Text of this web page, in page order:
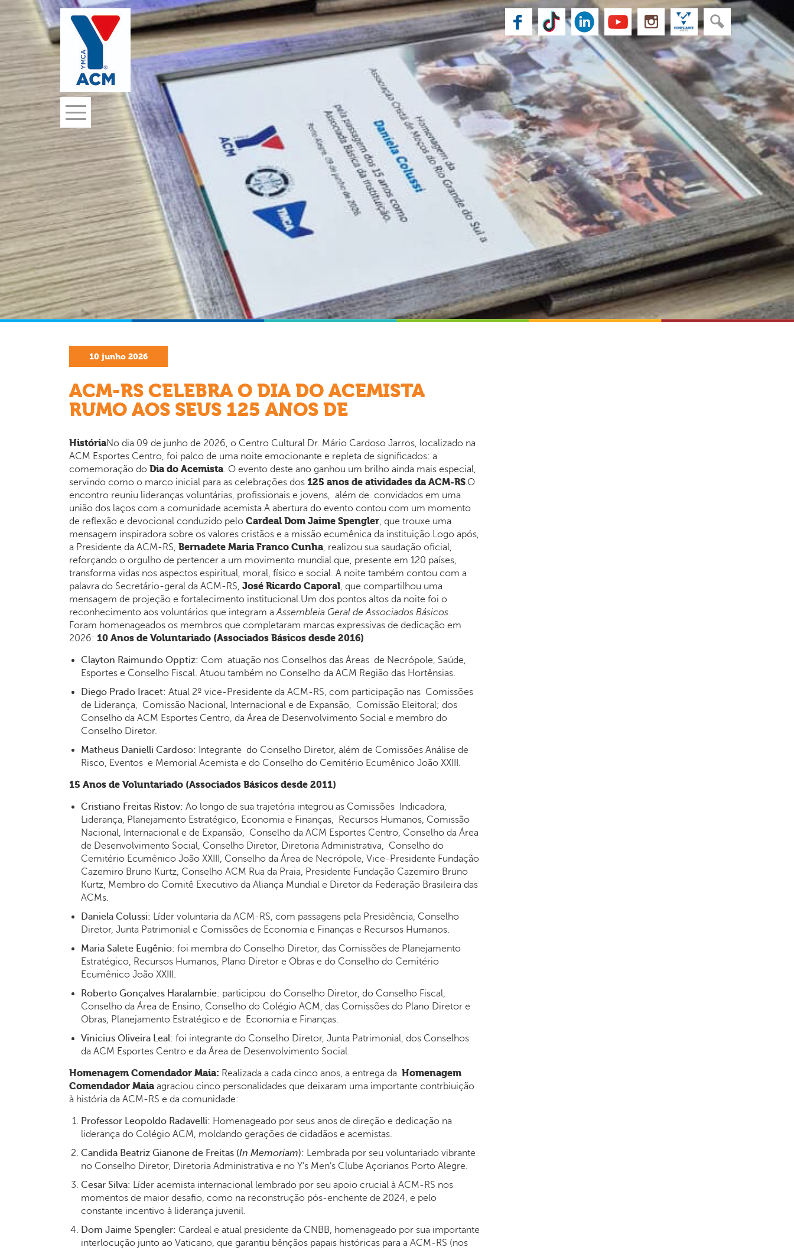
10 junho 2026
ACM-RS CELEBRA O DIA DO ACEMISTA
RUMO AOS SEUS 125 ANOS DE
HistóriaNo dia 09 de junho de 2026, o Centro Cultural Dr. Mário Cardoso Jarros, localizado na
ACM Esportes Centro, foi palco de uma noite emocionante e repleta de significados: a
comemoração do Dia do Acemista. O evento deste ano ganhou um brilho ainda mais especial,
servindo como o marco inicial para as celebrações dos 125 anos de atividades da ACM-RS.O
encontro reuniu lideranças voluntárias, profissionais e jovens, além de convidados em uma
união dos laços com a comunidade acemista.A abertura do evento contou com um momento
de reflexão e devocional conduzido pelo Cardeal Dom Jaime Spengler, que trouxe uma
mensagem inspiradora sobre os valores cristãos e a missão ecumênica da instituição.Logo após,
a Presidente da ACM-RS, Bernadete Maria Franco Cunha, realizou sua saudação oficial,
reforçando o orgulho de pertencer a um movimento mundial que, presente em 120 países,
transforma vidas nos aspectos espiritual, moral, físico e social. A noite também contou com a
palavra do Secretário-geral da ACM-RS, José Ricardo Caporal, que compartilhou uma
mensagem de projeção e fortalecimento institucional.Um dos pontos altos da noite foi o
reconhecimento aos voluntários que integram aAssembleia Geral de Associados Básicos.
Foram homenageados os membros que completaram marcas expressivas de dedicação em
2026: 10 Anos de Voluntariado (Associados Básicos desde 2016)
Clayton Raimundo Opptiz: Com atuação nos Conselhos das Áreas de Necrópole, Saúde,
Esportes e Conselho Fiscal. Atuou também no Conselho da ACM Região das Hortênsias.
Diego Prado Iracet: Atual 2º vice-Presidente da ACM-RS, com participação nas Comissões
de Liderança, Comissão Nacional, Internacional e de Expansão, Comissão Eleitoral; dos
Conselho da ACM Esportes Centro, da Área de Desenvolvimento Social e membro do
Conselho Diretor.
Matheus Danielli Cardoso: Integrante do Conselho Diretor, além de Comissões Análise de
Risco, Eventos e Memorial Acemista e do Conselho do Cemitério Ecumênico João XXIII.
15 Anos de Voluntariado (Associados Básicos desde 2011)
Cristiano Freitas Ristov: Ao longo de sua trajetória integrou as Comissões Indicadora,
Liderança, Planejamento Estratégico, Economia e Finanças, Recursos Humanos, Comissão
Nacional, Internacional e de Expansão, Conselho da ACM Esportes Centro, Conselho da Área
de Desenvolvimento Social, Conselho Diretor, Diretoria Administrativa, Conselho do
Cemitério Ecumênico João XXIII, Conselho da Área de Necrópole, Vice-Presidente Fundação
Cazemiro Bruno Kurtz, Conselho ACM Rua da Praia, Presidente Fundação Cazemiro Bruno
Kurtz, Membro do Comitê Executivo da Aliança Mundial e Diretor da Federação Brasileira das
ACMs.
Daniela Colussi: Líder voluntaria da ACM-RS, com passagens pela Presidência, Conselho
Diretor, Junta Patrimonial e Comissões de Economia e Finanças e Recursos Humanos.
Maria Salete Eugênio: foi membra do Conselho Diretor, das Comissões de Planejamento
Estratégico, Recursos Humanos, Plano Diretor e Obras e do Conselho do Cemitério
Ecumênico João XXIII.
Roberto Gonçalves Haralambie: participou do Conselho Diretor, do Conselho Fiscal,
Conselho da Área de Ensino, Conselho do Colégio ACM, das Comissões do Plano Diretor e
Obras, Planejamento Estratégico e de Economia e Finanças.
Vinicius Oliveira Leal: foi integrante do Conselho Diretor, Junta Patrimonial, dos Conselhos
da ACM Esportes Centro e da Área de Desenvolvimento Social.
Homenagem Comendador Maia: Realizada a cada cinco anos, a entrega da Homenagem
Comendador Maia agraciou cinco personalidades que deixaram uma importante contrbiuição
à história da ACM-RS e da comunidade:
Professor Leopoldo Radavelli: Homenageado por seus anos de direção e dedicação na
liderança do Colégio ACM, moldando gerações de cidadãos e acemistas.
Candida Beatriz Gianone de Freitas (In Memoriam): Lembrada por seu voluntariado vibrante
no Conselho Diretor, Diretoria Administrativa e no Y’s Men’s Clube Açorianos Porto Alegre.
Cesar Silva: Líder acemista internacional lembrado por seu apoio crucial à ACM-RS nos
momentos de maior desafio, como na reconstrução pós-enchente de 2024, e pelo
constante incentivo à liderança juvenil.
Dom Jaime Spengler: Cardeal e atual presidente da CNBB, homenageado por sua importante
interlocução junto ao Vaticano, que garantiu bênçãos papais históricas para a ACM-RS (nos